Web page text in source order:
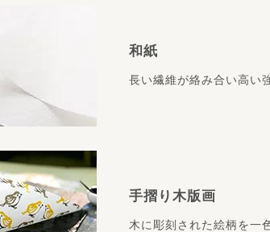
手摺り木版画
木に彫刻された絵柄を一
和紙
長い繊維が絡み合い高い